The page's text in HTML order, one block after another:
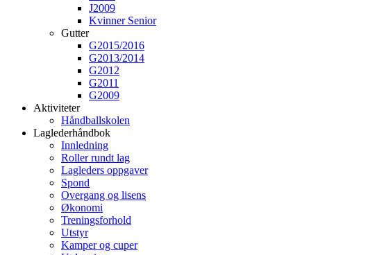
J2009
Kvinner Senior
Gutter
G2015/2016
G2013/2014
G2012
G2011
G2009
Aktiviteter
Håndballskolen
Laglederhåndbok
Innledning
Roller rundt lag
Lagleders oppgaver
Spond
Overgang og lisens
Økonomi
Treningsforhold
Utstyr
Kamper og cuper